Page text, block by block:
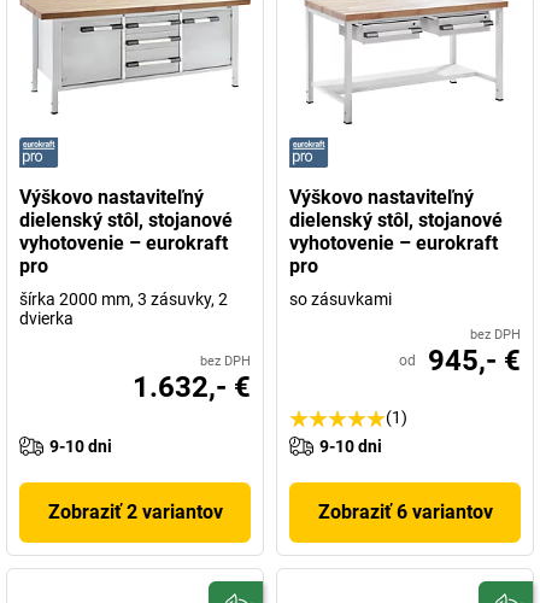
Výškovo nastaviteľný
dielenský stôl, stojanové
vyhotovenie – eurokraft
pro
šírka 2000 mm, 3 zásuvky, 2
dvierka
bez DPH
1.632,- €
9-10 dni
Zobraziť 2 variantov
Výškovo nastaviteľný
dielenský stôl, stojanové
vyhotovenie – eurokraft
pro
so zásuvkami
bez DPH
od 945,- €
(1)
9-10 dni
Zobraziť 6 variantov